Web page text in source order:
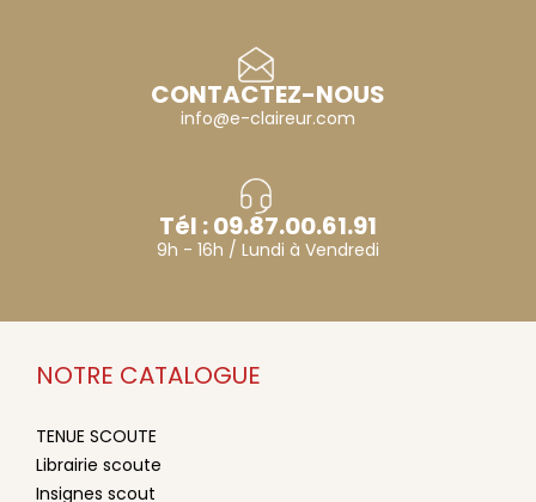
CONTACTEZ-NOUS
info@e-claireur.com
Tél : 09.87.00.61.91
9h - 16h / Lundi à Vendredi
NOTRE CATALOGUE
TENUE SCOUTE
Librairie scoute
Insignes scout